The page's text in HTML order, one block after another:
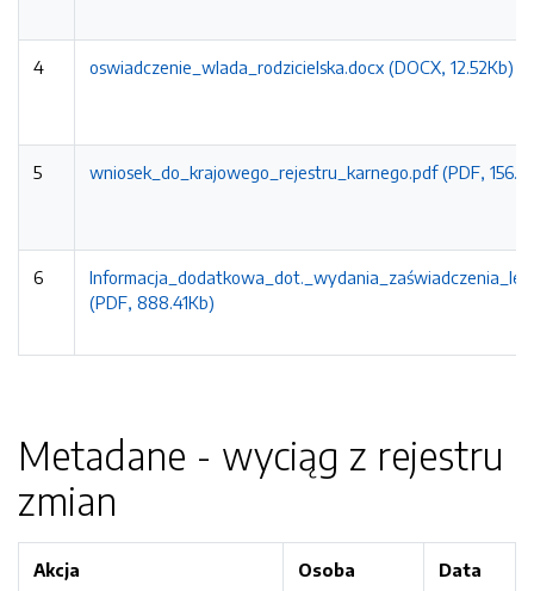
4 oswiadczenie_wlada_rodzicielska.docx (DOCX, 12.52Kb)
5 wniosek_do_krajowego_rejestru_karnego.pdf (PDF,
6
(PDF, 888.41Kb)
Metadane - wyciąg z rejestru
zmian
Akcja Osoba Data